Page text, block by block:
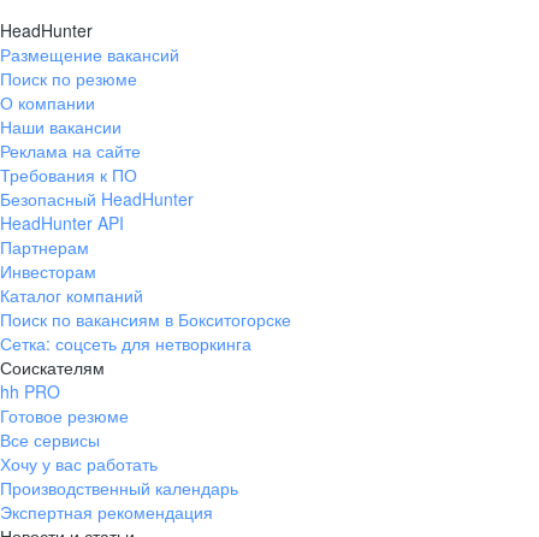
HeadHunter
Размещение вакансий
Поиск по резюме
О компании
Наши вакансии
Реклама на сайте
Требования к ПО
Безопасный HeadHunter
HeadHunter API
Партнерам
Инвесторам
Каталог компаний
Поиск по вакансиям в Бокситогорске
Сетка: соцсеть для нетворкинга
Соискателям
hh PRO
Готовое резюме
Все сервисы
Хочу у вас работать
Производственный календарь
Экспертная рекомендация